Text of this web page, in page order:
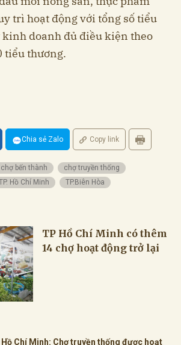
trì hoạt động với tổng số tiểu
doanh đủ điều kiện theo
tiểu thương.
Chia sẻ Zalo Copy link
chợ bến thành
chợ truyền thống
Hồ Chí Minh TP.Biên Hòa
TP Hồ Chí Minh có thêm
14 chợ hoạt động trở lại
Hồ Chí Minh: Chợ truyền thống được hoạt